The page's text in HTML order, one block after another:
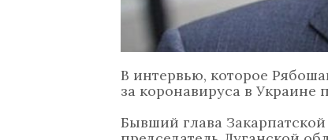
В интервью, которое
за коронавируса в
Бывший глава